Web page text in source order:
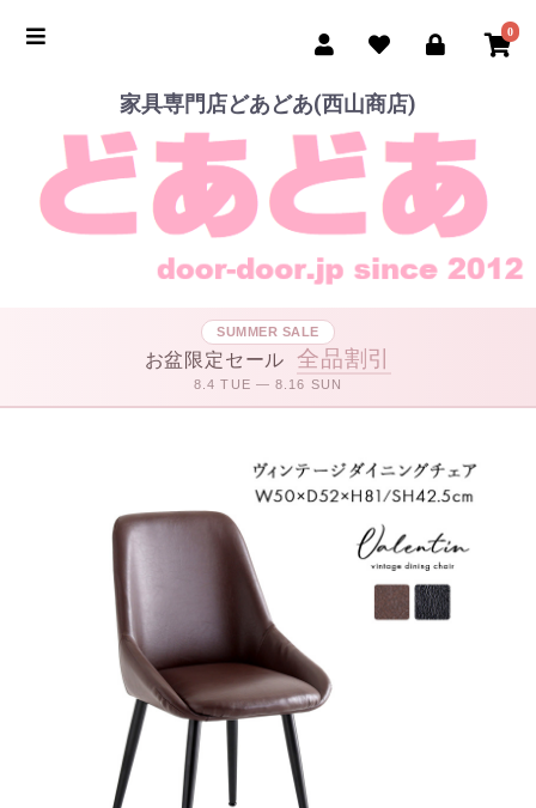
0
家具専門店どあどあ(西山商店)
SUMMER SALE
お盆限定セール 全品割引
8.4 TUE — 8.16 SUN